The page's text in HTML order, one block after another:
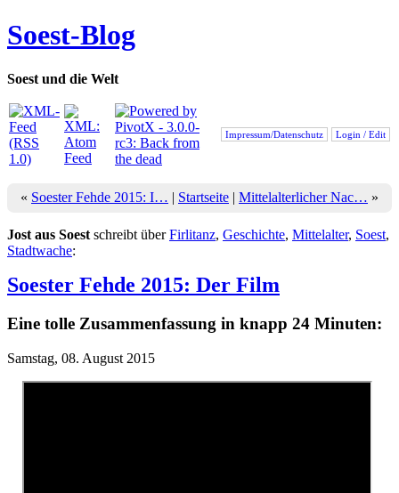
Soest-Blog
Soest und die Welt
Impressum/Datenschutz Login / Edit
« Soester Fehde 2015: I… | Startseite | Mittelalterlicher Nac… »
Jost aus Soest schreibt überFirlitanz, Geschichte, Mittelalter, Soest,
Stadtwache:
Soester Fehde 2015: Der Film
Eine tolle Zusammenfassung in knapp 24 Minuten:
Samstag, 08. August 2015